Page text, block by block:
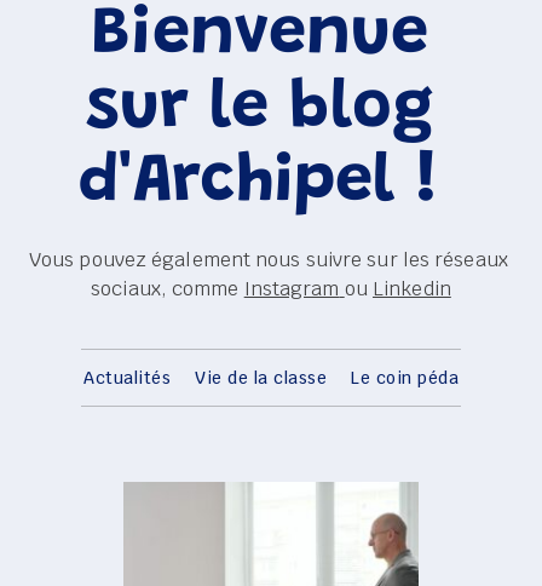
Bienvenue
sur le blog
d'Archipel !
Vous pouvez également nous suivre sur les réseaux
sociaux, comme Instagram ou Linkedin
Actualités Vie de la classe Le coin péda